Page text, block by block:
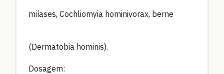
miíases, Cochliomyia hominivorax, berne
(Dermatobia hominis).
Dosagem: